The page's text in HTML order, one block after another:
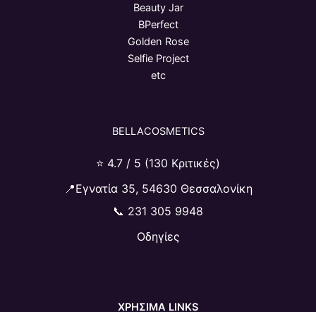
Beauty Jar
BPerfect
Golden Rose
Selfie Project
etc
BELLACOSMETICS
⭐ 4.7 / 5 (130 Κριτικές)
📍Εγνατία 35, 54630 Θεσσαλονίκη
📞 231 305 9948
Οδηγίες
ΧΡΗΣΙΜΑ LINKS